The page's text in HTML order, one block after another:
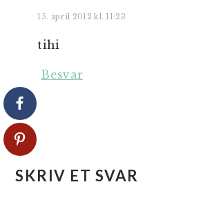
15. april 2012 kl. 11:23
tihi
Besvar
SKRIV ET SVAR